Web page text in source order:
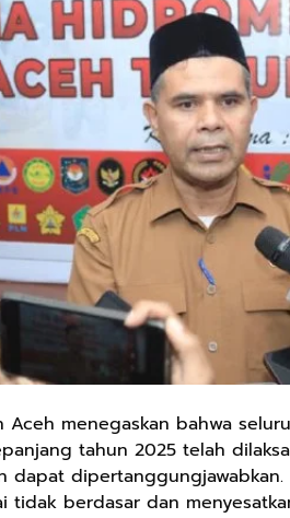
Aceh menegaskan bahwa
tahun 2025 telah
dipertanggungjawabkan.
tidak berdasar dan